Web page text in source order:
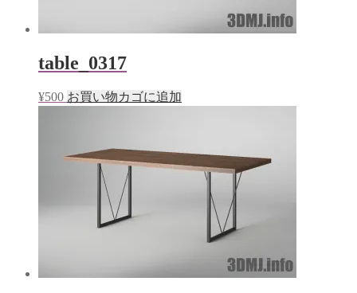
table_0317
¥500 お買い物カゴに追加